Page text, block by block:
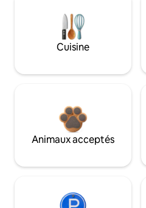
Cuisine
Animaux acceptés